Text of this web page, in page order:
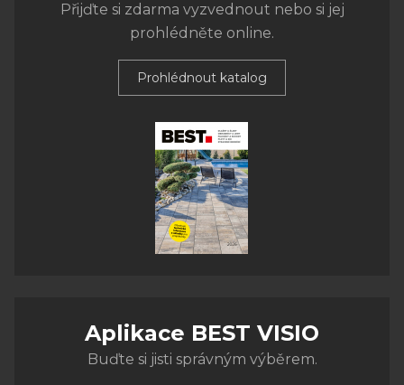
Přijďte si zdarma vyzvednout nebo si jej
prohlédněte online.
Prohlédnout katalog
Aplikace BEST VISIO
Buďte si jisti správným výběrem.